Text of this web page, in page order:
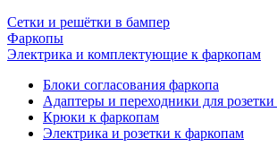
Сетки и решётки в бампер
Фаркопы
Электрика и комплектующие к фаркопам
Блоки согласования фаркопа
Адаптеры и переходники для розетки
Крюки к фаркопам
Электрика и розетки к фаркопам